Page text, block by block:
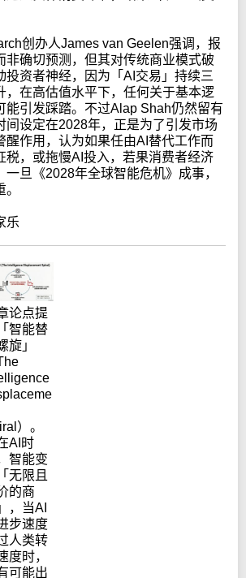
创办人James van Geelen强调，报
非确切预测，但其对传统商业模式破
投资者神经，因为「AI交易」持续三
，在高估值水平下，任何关于基本逻
能引发踩踏。不过Alap Shah仍然留有
间设定在2028年，正是为了引发市场
醒作用，认为如果任由AI替代工作而
税，或拖慢AI投入，若果消费者经济
旦《2028年全球智能危机》成事，
乐
论点提
智能替
旋」
）。
AI时
智能变
无限且
的商
，当AI
步速度
人类转
度时，
可能出